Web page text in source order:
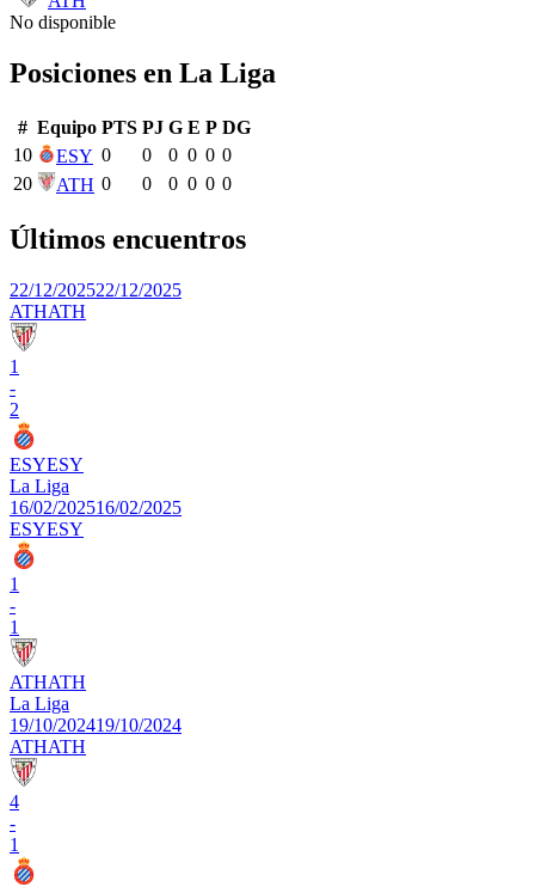
No disponible
Posiciones en La Liga
# Equipo PTS PJ G E P DG
10
ESY 0 0 0 0 0 0
20
ATH 0 0 0 0 0 0
Últimos encuentros
22/12/202522/12/2025
ATHATH
1
-
2
ESYESY
La Liga
16/02/202516/02/2025
ESYESY
1
-
1
ATHATH
La Liga
19/10/202419/10/2024
ATHATH
4
-
1